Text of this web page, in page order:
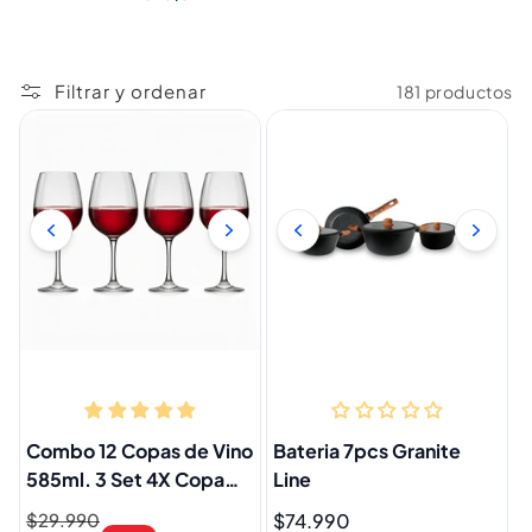
Filtrar y ordenar 181 productos
Combo 12 Copas de Vino
585ml. 3 Set 4X Copa
Vino Hausmann
Precio
$29.990
Precio
Bateria 7pcs Granite
Line
Precio
$74.990